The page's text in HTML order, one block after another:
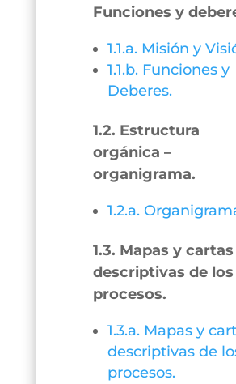
Funciones y
1.1.a. Misión y
1.1.b. Funciones y
Deberes.
1.2. Estructura
orgánica –
organigrama.
1.2.a.
1.3. Mapas y cartas
descriptivas de los
procesos.
1.3.a. Mapas y
descriptivas de
procesos.